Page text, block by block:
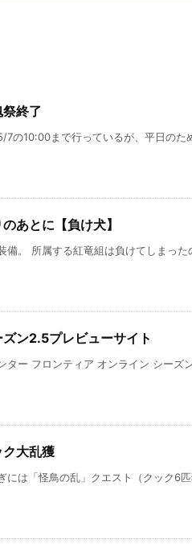
終了
7の10:00まで行っているが、平日の
あとに【負け犬】
備。 所属する紅竜組は負けてしまっ
ン2.5プレビューサイト
ター フロンティア オンライン シーズ
大乱獲
には「怪鳥の乱」クエスト（クック6